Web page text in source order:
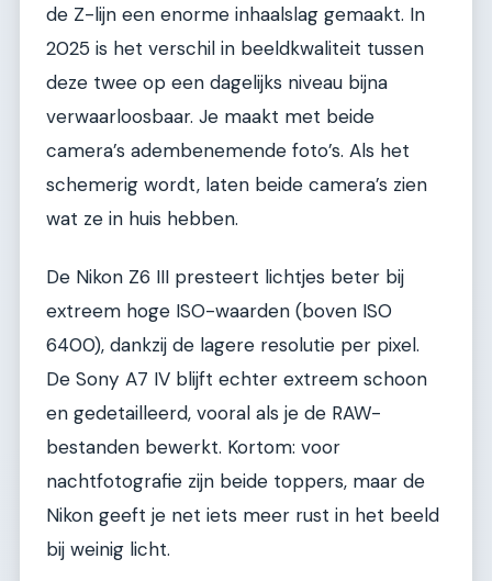
de Z-lijn een enorme inhaalslag gemaakt. In
2025 is het verschil in beeldkwaliteit tussen
deze twee op een dagelijks niveau bijna
verwaarloosbaar. Je maakt met beide
camera’s adembenemende foto’s. Als het
schemerig wordt, laten beide camera’s zien
wat ze in huis hebben.
De Nikon Z6 III presteert lichtjes beter bij
extreem hoge ISO-waarden (boven ISO
6400), dankzij de lagere resolutie per pixel.
De Sony A7 IV blijft echter extreem schoon
en gedetailleerd, vooral als je de RAW-
bestanden bewerkt. Kortom: voor
nachtfotografie zijn beide toppers, maar de
Nikon geeft je net iets meer rust in het beeld
bij weinig licht.